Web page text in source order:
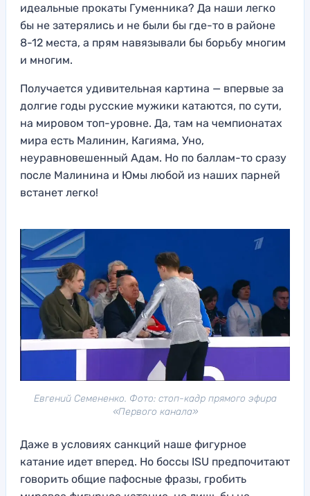
идеальные прокаты Гуменника? Да наши легко
бы не затерялись и не были бы где-то в районе
8-12 места, а прям навязывали бы борьбу многим
и многим.
Получается удивительная картина — впервые за
долгие годы русские мужики катаются, по сути,
на мировом топ-уровне. Да, там на чемпионатах
мира есть Малинин, Кагияма, Уно,
неуравновешенный Адам. Но по баллам-то сразу
после Малинина и Юмы любой из наших парней
встанет легко!
Евгений Семененко. Фото: стоп-кадр прямого эфира
«Первого канала»
Даже в условиях санкций наше фигурное
катание идет вперед. Но боссы ISU предпочитают
говорить общие пафосные фразы, гробить